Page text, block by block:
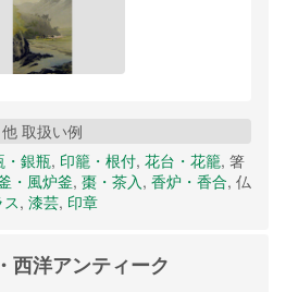
他 取扱い例
・銀瓶, 印籠・根付, 花台・花籠, 箸
・風炉釜, 棗・茶入, 香炉・香合, 仏
, 漆芸, 印章
西洋アンティーク